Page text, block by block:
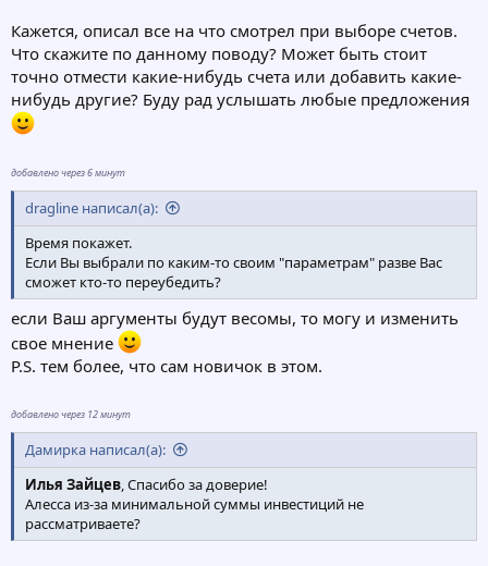
Кажется, описал все на что смотрел при выборе счетов.
Что скажите по данному поводу? Может быть стоит
точно отмести какие-нибудь счета или добавить какие-
нибудь другие? Буду рад услышать любые предложения
добавлено через 6 минут
dragline написал(а):
Время покажет.
Если Вы выбрали по каким-то своим "параметрам" разве Вас
сможет кто-то переубедить?
если Ваш аргументы будут весомы, то могу и изменить
свое мнение
P.S. тем более, что сам новичок в этом.
добавлено через 12 минут
Дамирка написал(а):
Илья Зайцев, Спасибо за доверие!
Алесса из-за минимальной суммы инвестиций не
рассматриваете?